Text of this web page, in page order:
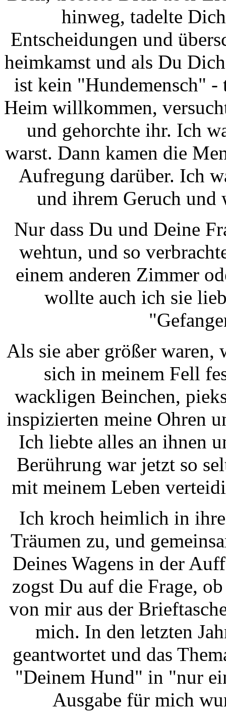
hinweg, tadelte
Entscheidungen und
heimkamst und als Du
ist kein "Hundemensch" -
Heim willkommen,
und gehorchte ihr. Ich
warst. Dann kamen die
Aufregung darüber. Ich
und ihrem Geruch und
Nur dass Du und Deine
wehtun, und so
einem anderen Zimmer
wollte auch ich sie
Als sie aber größer
sich in meinem Fell
wackligen Beinchen,
inspizierten meine Ohren
Ich liebte alles an ihnen
Berührung war jetzt so
mit meinem Leben
Ich kroch heimlich in
Träumen zu, und
Deines Wagens in der
zogst Du auf die Frage,
von mir aus der
mich. In den letzten
geantwortet und das
"Deinem Hund" in "nur
Ausgabe für mich